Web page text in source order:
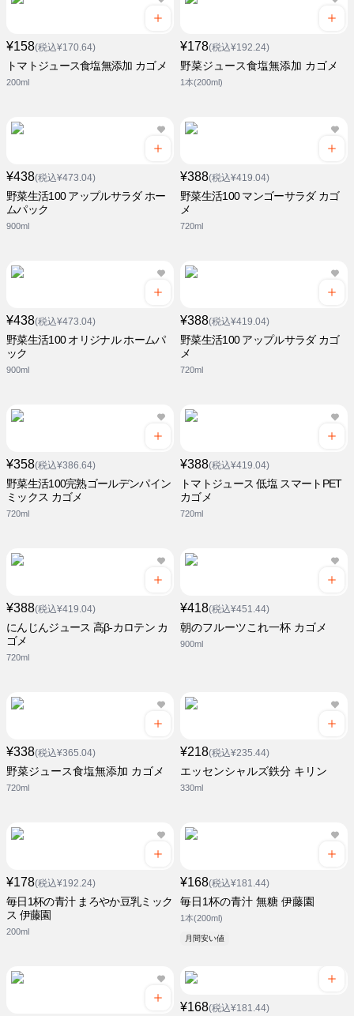
¥158(税込¥170.64)
トマトジュース食塩無添加 カゴメ
200ml
¥178(税込¥192.24)
野菜ジュース食塩無添加 カゴメ
1本(200ml)
¥438(税込¥473.04)
野菜生活100 アップルサラダ ホー
ムパック
900ml
¥388(税込¥419.04)
野菜生活100 マンゴーサラダ カゴ
メ
720ml
¥438(税込¥473.04)
野菜生活100 オリジナル ホームパ
ック
900ml
¥388(税込¥419.04)
野菜生活100 アップルサラダ カゴ
メ
720ml
¥358(税込¥386.64)
野菜生活100完熟ゴールデンパイン
ミックス カゴメ
720ml
¥388(税込¥419.04)
トマトジュース 低塩 スマートPET
カゴメ
720ml
¥388(税込¥419.04)
にんじんジュース 高β-カロテン カ
ゴメ
720ml
¥418(税込¥451.44)
朝のフルーツこれ一杯 カゴメ
900ml
¥338(税込¥365.04)
野菜ジュース食塩無添加 カゴメ
720ml
¥218(税込¥235.44)
エッセンシャルズ鉄分 キリン
330ml
¥178(税込¥192.24)
毎日1杯の青汁 まろやか豆乳ミック
ス 伊藤園
200ml
¥168(税込¥181.44)
毎日1杯の青汁 無糖 伊藤園
1本(200ml)
月間安い値
¥168(税込¥181.44)